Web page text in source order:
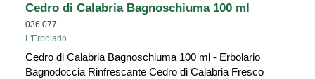
Cedro di Calabria Bagnoschiuma 100 ml
036.077
L'Erbolario
Cedro di Calabria Bagnoschiuma 100 ml - Erbolario
Bagnodoccia Rinfrescante Cedro di Calabria Fresco